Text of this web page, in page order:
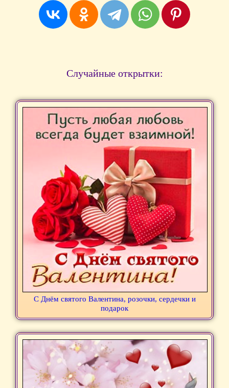
Случайные открытки:
С Днём святого Валентина, розочки, сердечки и
подарок